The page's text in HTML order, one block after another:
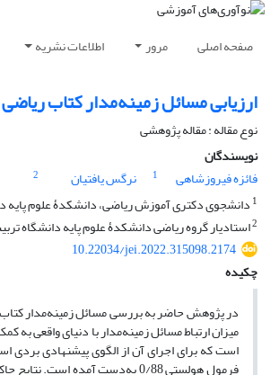
صفحه اصلی مرور اطلاعات نشریه
ارزیابی مسائل زمینه‌مدار کتاب ریاضی
نوع مقاله : مقاله پژوهشی
نویسندگان
فائزه فیروزشاهی
1 نرگس یافتیان
2
1 دانشجوی دکتری آموزش ریاضی، دانشکدۀ علوم پایه
2استادیار گروه ریاضی دانشکدۀ علوم پایه دانشگاه
10.22034/jei.2022.315098.2174
چکیده
میزان ارتباط مسائل زمینه‌مدار با دنیای
است که برای اجرای آن از الگوی پیشنهادی بردی